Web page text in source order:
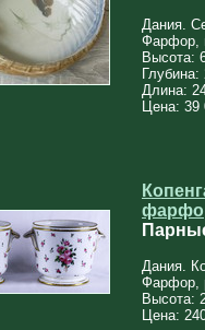
Дания.
Фарфор,
Высота:
Длина:
Цена: 39
Дания.
Фарфор,
Высота:
Цена: